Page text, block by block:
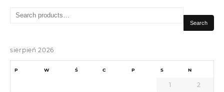
Search
Search
sierpień 2026
P W Ś C P S N
1
2